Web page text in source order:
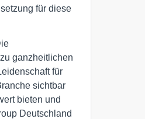
für diese
ganzheitlichen
für
sichtbar
bieten und
Deutschland